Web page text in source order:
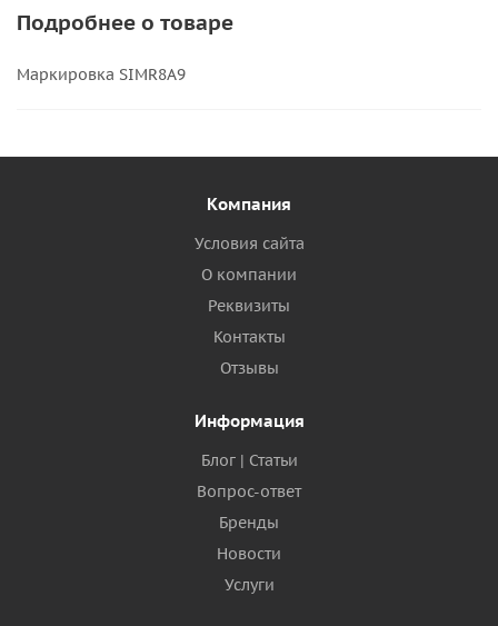
Подробнее о товаре
Маркировка SIMR8A9
Компания
Условия сайта
О компании
Реквизиты
Контакты
Отзывы
Информация
Блог | Статьи
Вопрос-ответ
Бренды
Новости
Услуги